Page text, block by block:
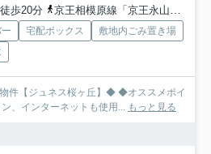
歩20分
京王相模原線「京王永山」駅 徒歩18分
宅配ボックス
敷地内ごみ置き場
ネス桜ヶ丘】◆ ◆オススメポイ
、インターネットも使用... もっと見る